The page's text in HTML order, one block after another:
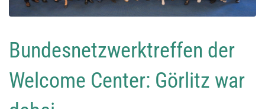
Bundesnetzwerktreffen der
Welcome Center: Görlitz war